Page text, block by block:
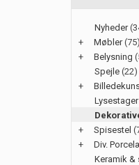
Nyheder
+
Møbler(75)
+
Belysning
Spejle (22)
+
Lysestager
+
Spisestel
+
Div.
Keramik &